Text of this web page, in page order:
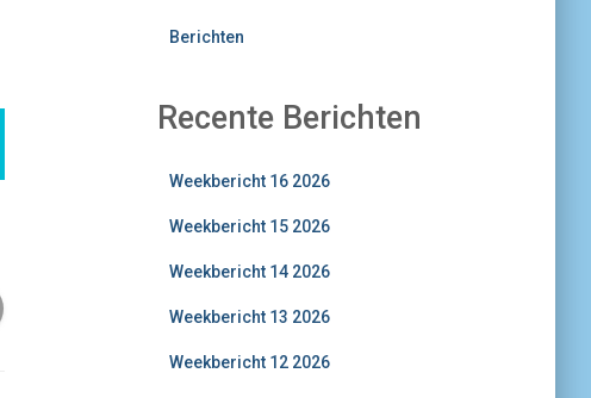
Berichten
Recente Berichten
Weekbericht 16 2026
Weekbericht 15 2026
Weekbericht 14 2026
Weekbericht 13 2026
Weekbericht 12 2026